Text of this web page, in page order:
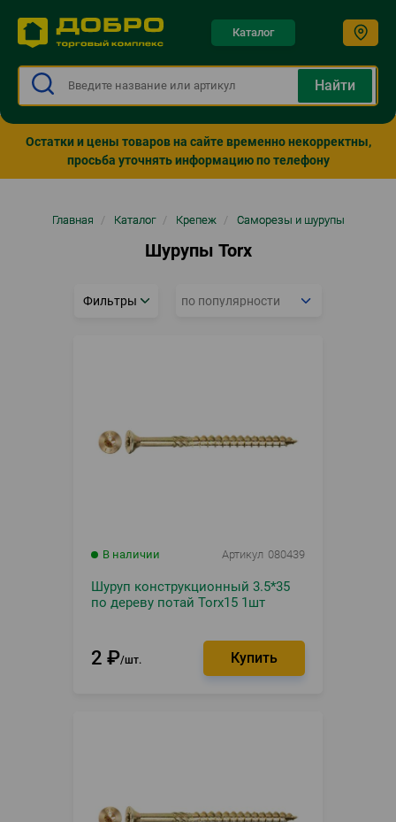
Каталог
Остатки и цены товаров на сайте временно некорректны,
просьба уточнять информацию по телефону
СтрокаГлавная / Каталог / Крепеж / Саморезы и шурупы
Шурупы Torx
Фильтры
В наличии Артикул 080439
Шуруп конструкционный 3.5*35
по дереву потай Torx15 1шт
2 ₽ шт.